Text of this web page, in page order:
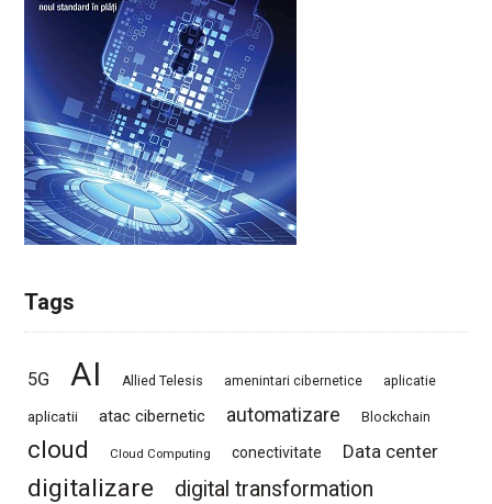
Tags
5G AI Allied Telesis amenintari cibernetice aplicatie
aplicatii atac cibernetic automatizare Blockchain
cloud Cloud Computing conectivitate Data center
digitalizare digital transformation